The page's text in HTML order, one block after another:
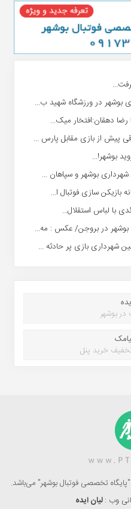
بوشهر در ورزشگاه شهید ب...
رضا دهقان:افتخار میک...
پیش از بازی مقابل پارس ...
بوشهر!...
شهردارى بوشهر و سپاهان ...
بازیکن سازی فوتبال ا...
با لباس استقلال...
بوشهر در بروجن/ عکس : مه...
شهرداری بازی پر حادثه ...
بوشهر
تخصصی فوتبال بوشهر" می‌باشد.
وب :لیان ایده